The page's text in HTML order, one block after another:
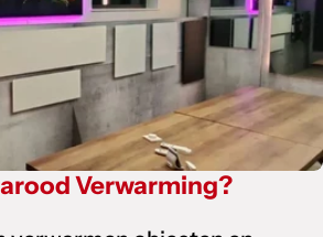
Verwarming?